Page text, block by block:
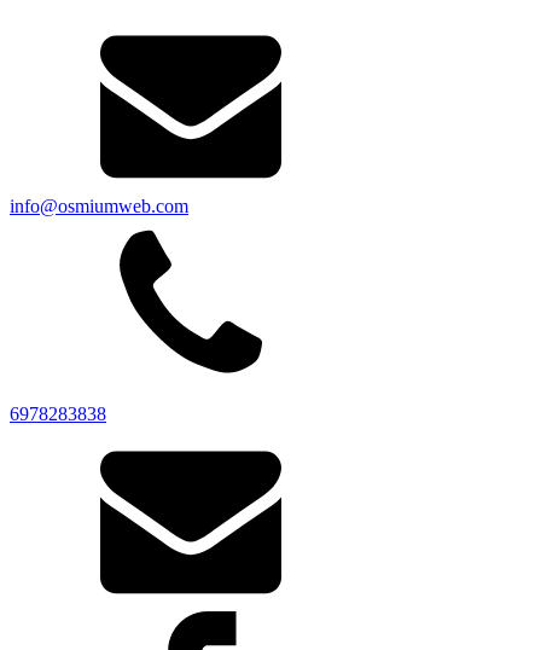
info@osmiumweb.com
6978283838